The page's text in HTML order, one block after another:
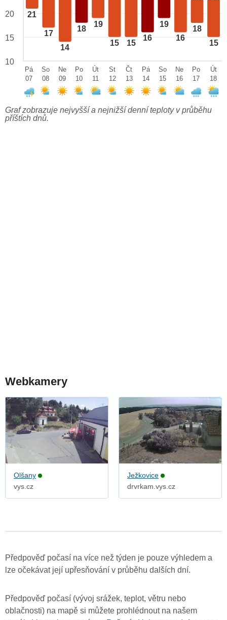
21
17
14
18
19
15 15
16
19
16
18
15
20
15
10
Pá
07
So
08
Ne
09
Po
10
Út
11
St
12
Čt
13
Pá
14
So
15
Ne
16
Po
17
Út
18
Graf zobrazuje nejvyšší a nejnižší denní teploty v průběhu
příštích dnů.
Webkamery
Olšany
vys.cz
Ježkovice
drvrkam.vys.cz
Předpověď počasí na více než týden je pouze výhledem a
lze očekávat její upřesňování v průběhu dalších dní.
Předpověď počasí (vývoj srážek, teplot, větru nebo
oblačnosti) na mapě si můžete prohlédnout na našem